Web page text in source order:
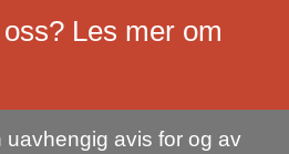
Les mer om
uavhengig avis for og av